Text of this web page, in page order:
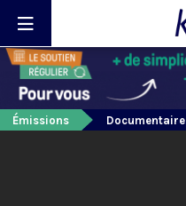
Émissions Documentaire